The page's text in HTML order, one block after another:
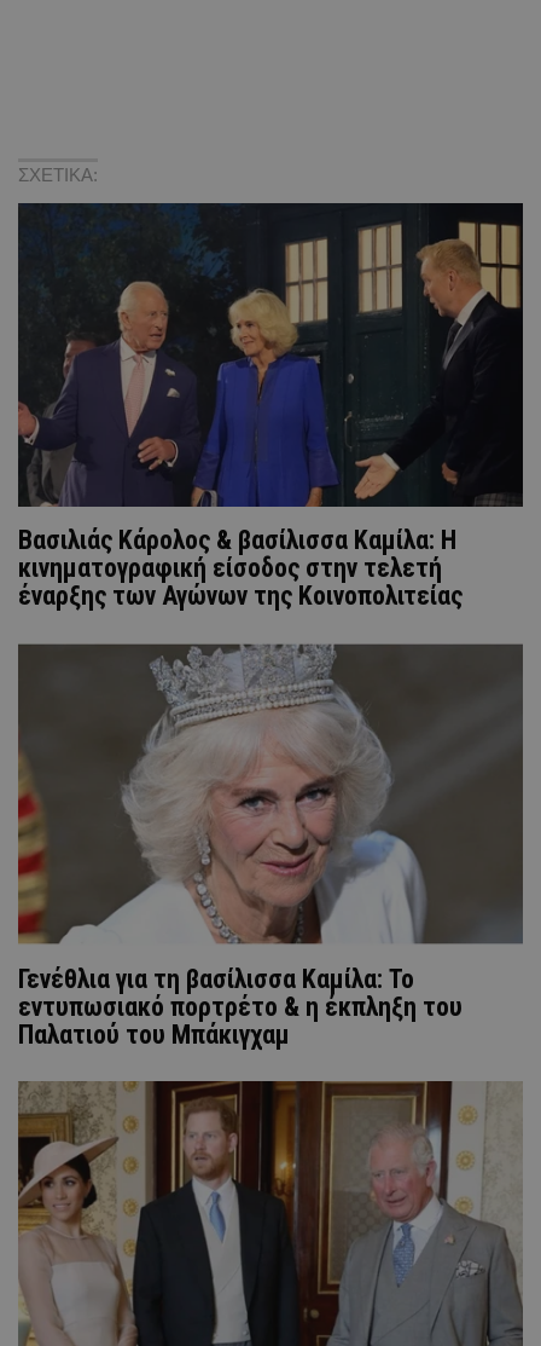
ΣΧΕΤΙΚΑ:
Βασιλιάς Κάρολος & βασίλισσα Καμίλα: Η
κινηματογραφική είσοδος στην τελετή
έναρξης των Αγώνων της Κοινοπολιτείας
Γενέθλια για τη βασίλισσα Καμίλα: Το
εντυπωσιακό πορτρέτο & η έκπληξη του
Παλατιού του Μπάκιγχαμ